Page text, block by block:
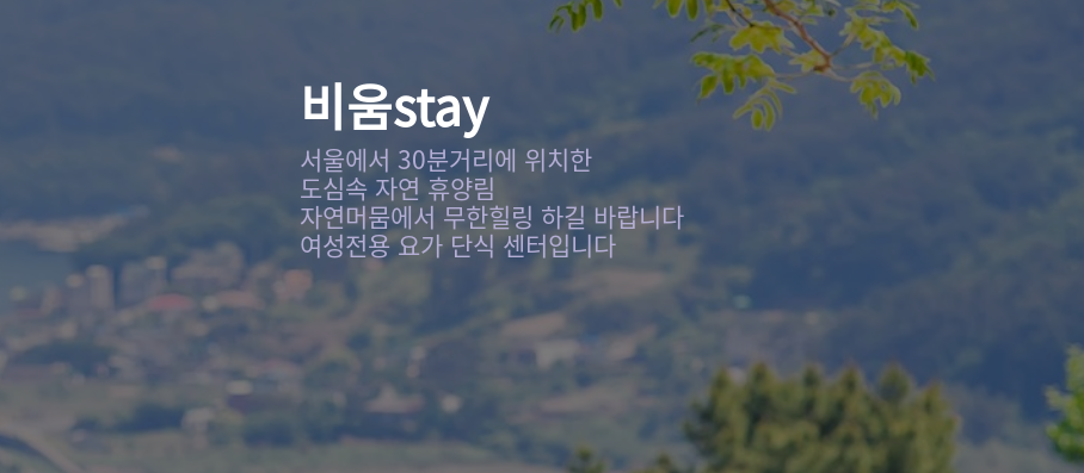
비움stay
서울에서 30분거리에 위치한
도심속 자연 휴양림
자연머뭄에서 무한힐링 하길 바랍니다
여성전용 요가 단식 센터입니다